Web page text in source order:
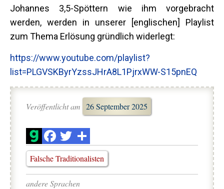
Johannes 3,5-Spöttern wie ihm vorgebracht
werden, werden in unserer [englischen] Playlist
zum Thema Erlösung gründlich widerlegt:
https://www.youtube.com/playlist?
list=PLGVSKByrYzssJHrA8L1PjrxWW-S15pnEQ
Veröffentlicht am 26 September 2025
Falsche Traditionalisten
andere Sprachen